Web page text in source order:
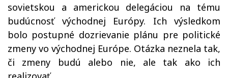
sovietskou a americkou delegáciou na tému
budúcnosť východnej Európy. Ich výsledkom
bolo postupné dozrievanie plánu pre politické
zmeny vo východnej Európe. Otázka neznela tak,
či zmeny budú alebo nie, ale tak ako ich